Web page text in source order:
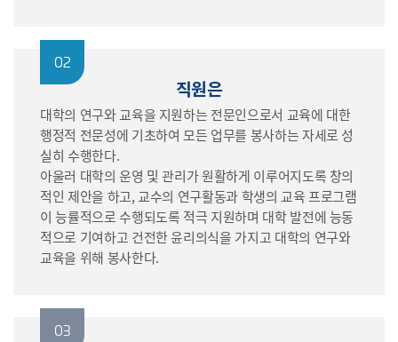
02
직원은
대학의 연구와 교육을 지원하는 전문인으로서 교육에 대한
행정적 전문성에 기초하여 모든 업무를 봉사하는 자세로 성
실히 수행한다.
아울러 대학의 운영 및 관리가 원활하게 이루어지도록 창의
적인 제안을 하고, 교수의 연구활동과 학생의 교육 프로그램
이 능률적으로 수행되도록 적극 지원하며 대학 발전에 능동
적으로 기여하고 건전한 윤리의식을 가지고 대학의 연구와
교육을 위해 봉사한다.
03